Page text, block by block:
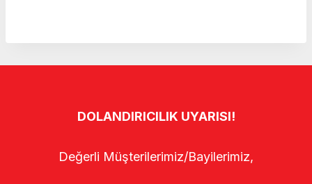
DOLANDIRICILIK UYARISI!
Değerli Müşterilerimiz/Bayilerimiz,